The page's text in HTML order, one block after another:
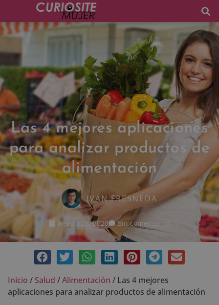
Las 4 mejores aplicaciones
para analizar productos de
alimentación
IVÁN FRESNEDA
agosto 28, 2020 Sin comentarios
Inicio / Salud /Alimentación / Las 4 mejores
aplicaciones para analizar productos de alimentación